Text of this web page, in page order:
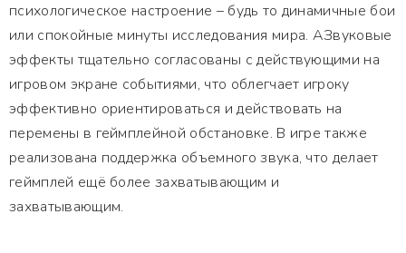
психологическое настроение – будь то динамичные бои
или спокойные минуты исследования мира. АЗвуковые
эффекты тщательно согласованы с действующими на
игровом экране событиями, что облегчает игроку
эффективно ориентироваться и действовать на
перемены в геймплейной обстановке. В игре также
реализована поддержка объемного звука, что делает
геймплей ещё более захватывающим и
захватывающим.